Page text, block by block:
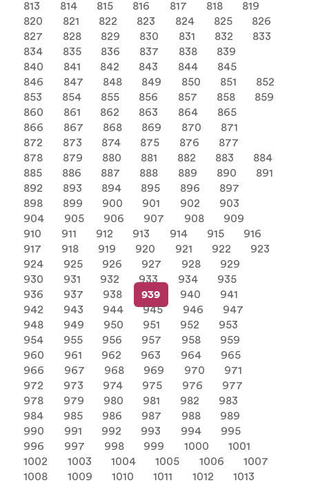
813
814 815 816 817 818
819
820
821 822 823 824 825
826
827
828 829 830 831 832
833
834
835 836 837 838
839
840
841 842 843 844
845
846
847 848 849 850 851
852
853
854 855 856 857 858
859
860
861 862 863 864
865
866
867 868 869 870
871
872
873 874 875 876
877
878
879 880 881 882 883
884
885
886 887 888 889 890
891
892
893 894 895 896
897
898
899 900 901 902
903
904
905 906 907 908
909
910
911 912 913 914 915
916
917
918 919 920 921 922
923
924
925 926 927 928
929
930
931 932 933 934
935
936
937 938 939 940
941
942
943 944 945 946
947
948
949 950 951 952
953
954
955 956 957 958
959
960
961 962 963 964
965
966
967 968 969 970
971
972
973 974 975 976
977
978
979 980 981 982
983
984
985 986 987 988
989
990
991 992 993 994
995
996
997 998 999 1000
1001
1002
1003 1004 1005 1006
1007
1008
1009 1010 1011 1012
1013